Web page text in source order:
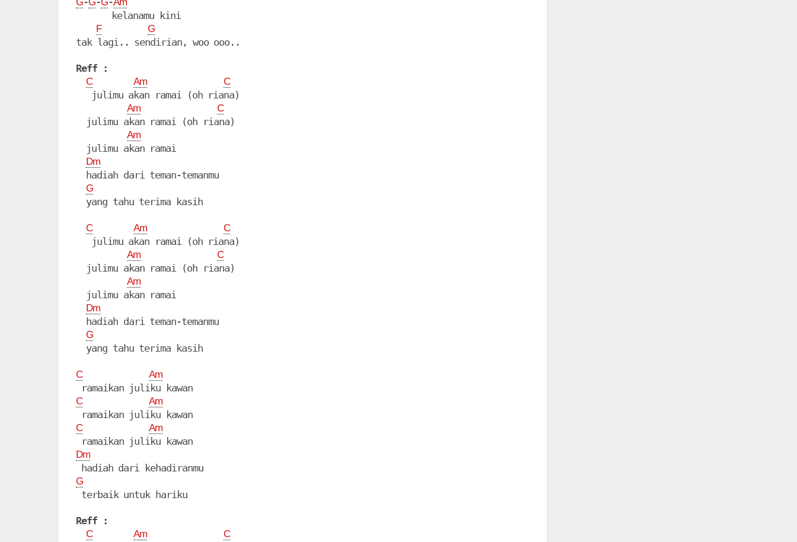
       kelanamu kini
F G
tak lagi.. sendirian, woo ooo..
Reff :
C Am C
   julimu akan ramai (oh riana)
Am C
  julimu akan ramai (oh riana)
Am
  julimu akan ramai
Dm
  hadiah dari teman-temanmu
G
  yang tahu terima kasih
C Am C
   julimu akan ramai (oh riana)
Am C
  julimu akan ramai (oh riana)
Am
  julimu akan ramai
Dm
  hadiah dari teman-temanmu
G
  yang tahu terima kasih
C Am
ramaikan juliku kawan
C Am
ramaikan juliku kawan
C Am
ramaikan juliku kawan
Dm
hadiah dari kehadiranmu
G
terbaik untuk hariku
Reff :
C Am C